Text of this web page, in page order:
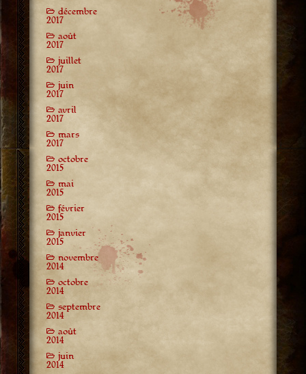
décembre
2017
août
2017
juillet
2017
juin
2017
avril
2017
mars
2017
octobre
2015
mai
2015
février
2015
janvier
2015
novembre
2014
octobre
2014
septembre
2014
août
2014
juin
2014